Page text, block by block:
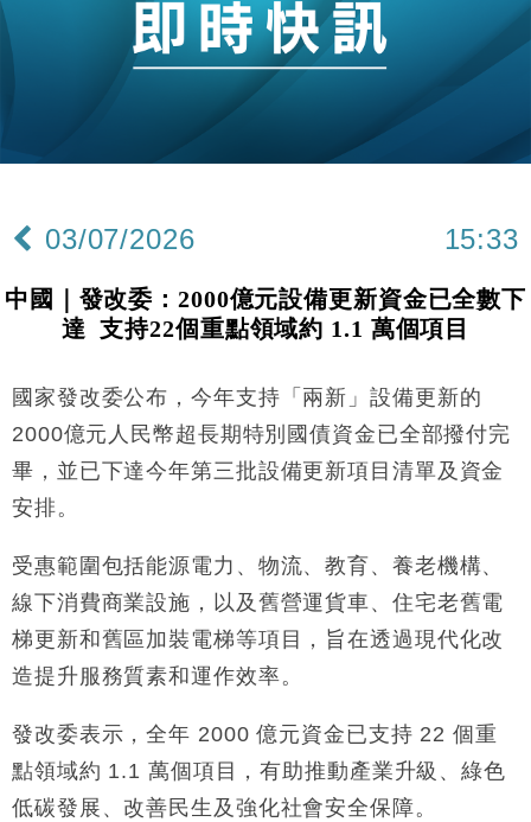
國際｜特朗普赴洛杉磯高球場活動前 男子攜槍彈被捕
12:30
財經｜香港7月PMI回落至51 企業擴張放慢兼縮減人
財經｜黑石傳再籌逾360億美元 支援Anthropic租用
18:15
本地｜新世界K11 9月升級會員制度 增鉑金卡級別鎖
17:40
財經｜本港6月零售額連升14個月 珠寶鐘錶銷售升勢
最強
50%
15:59
財經｜SA售股自救後再出手 斥4億美元押注未上市公
14:50
東京半島
13:12
國際｜特朗普赴洛杉磯高球場活動前 男子攜槍彈被捕
12:30
財經｜香港7月PMI回落至51 企業擴張放慢兼縮減人
手
11:40
財經｜黑石傳再籌逾360億美元 支援Anthropic租用
Google晶片
10:57
財經｜美商務部擬擴大金屬關稅範圍 14類產品或加徵
25%
03/07/2026 15:33
中國｜發改委：2000億元設備更新資金已全數下
達 支持22個重點領域約 1.1 萬個項目
國家發改委公布，今年支持「兩新」設備更新的
2000億元人民幣超長期特別國債資金已全部撥付完
畢，並已下達今年第三批設備更新項目清單及資金
安排。
受惠範圍包括能源電力、物流、教育、養老機構、
線下消費商業設施，以及舊營運貨車、住宅老舊電
梯更新和舊區加裝電梯等項目，旨在透過現代化改
造提升服務質素和運作效率。
發改委表示，全年 2000 億元資金已支持 22 個重
點領域約 1.1 萬個項目，有助推動產業升級、綠色
低碳發展、改善民生及強化社會安全保障。